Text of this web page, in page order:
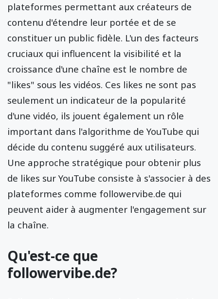
plateformes permettant aux créateurs de
contenu d'étendre leur portée et de se
constituer un public fidèle. L'un des facteurs
cruciaux qui influencent la visibilité et la
croissance d'une chaîne est le nombre de
"likes" sous les vidéos. Ces likes ne sont pas
seulement un indicateur de la popularité
d'une vidéo, ils jouent également un rôle
important dans l'algorithme de YouTube qui
décide du contenu suggéré aux utilisateurs.
Une approche stratégique pour obtenir plus
de likes sur YouTube consiste à s'associer à des
plateformes comme followervibe.de qui
peuvent aider à augmenter l'engagement sur
la chaîne.
Qu'est-ce que
followervibe.de?